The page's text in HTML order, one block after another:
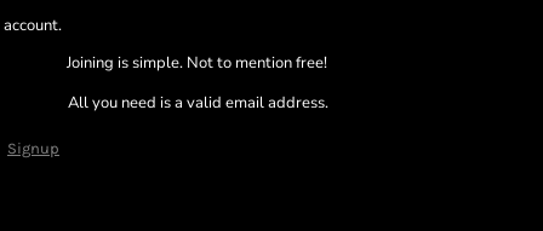
account.
Joining is simple. Not to mention free!
All you need is a valid email address.
Signup